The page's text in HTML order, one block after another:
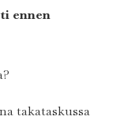
ennen
takataskussa